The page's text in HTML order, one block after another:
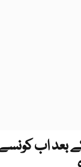
کے بعد اب